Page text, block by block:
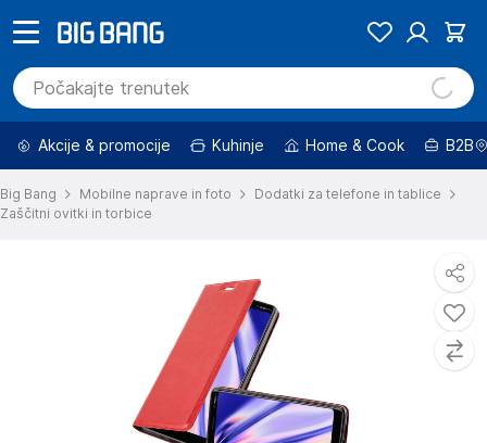
Akcije & promocije Kuhinje Home & Cook B2B
Big Bang Mobilne naprave in foto
Dodatki za telefone in tablice
Zaščitni ovitki in torbice